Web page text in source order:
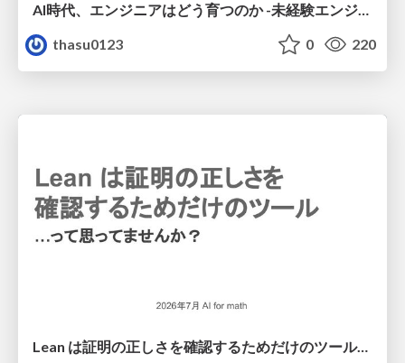
AI時代、エンジニアはどう育つのか -未経験エンジニアの成長を間近で見て考えたこと-
thasu0123
0 220
Lean は証明の正しさを確認するためだけのツールって思ってませんか？